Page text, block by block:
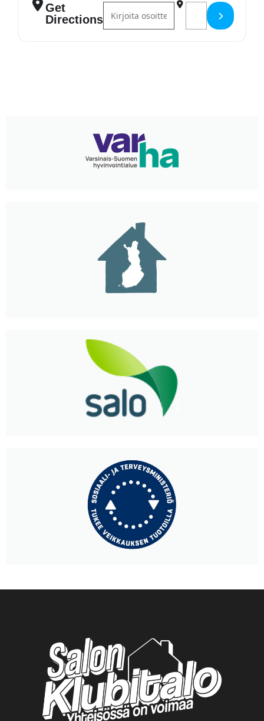
Get
Directions
Address - Villi-galleria näyttely []
Destination